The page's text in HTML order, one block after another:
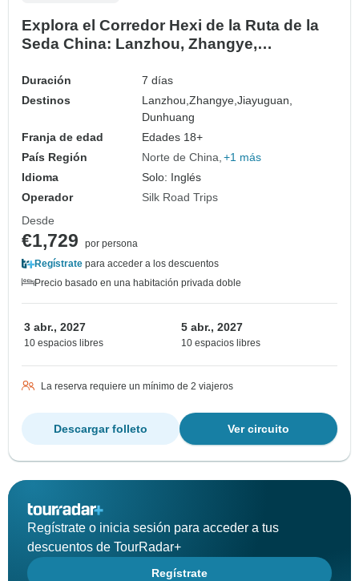
Explora el Corredor Hexi de la Ruta de la
Seda China: Lanzhou, Zhangye,
Duración
7 días
Destinos
Lanzhou,Zhangye,Jiayuguan,
Dunhuang
Franja de edad
Edades 18+
País Región
Norte de China +1 más
Idioma
Solo: Inglés
Operador
Silk Road Trips
Desde
€1,729
por persona
Regístrate para acceder a los descuentos
Precio basado en una habitación privada doble
3 abr., 2027
10 espacios libres
5 abr., 2027
10 espacios libres
La reserva requiere un mínimo de 2 viajeros
Ver circuito
Descargar folleto
Regístrate o inicia sesión para acceder a tus
descuentos de TourRadar+
Regístrate